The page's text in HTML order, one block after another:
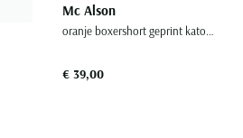
Mc Alson
oranje boxershort geprint katoen normale fit
€ 39,00